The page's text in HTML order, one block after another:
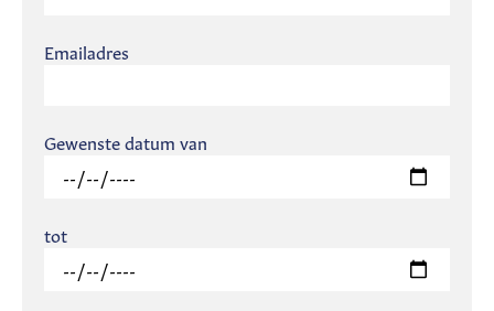
Emailadres
Gewenste datum van
tot